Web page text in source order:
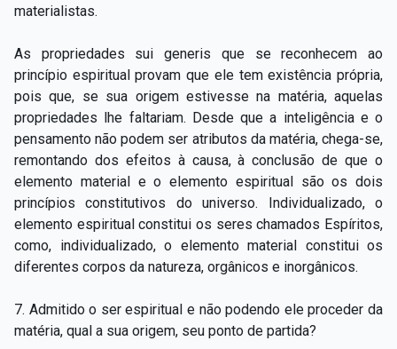
materialistas.
As propriedades sui generis que se reconhecem ao
princípio espiritual provam que ele tem existência própria,
pois que, se sua origem estivesse na matéria, aquelas
propriedades lhe faltariam. Desde que a inteligência e o
pensamento não podem ser atributos da matéria, chega-se,
remontando dos efeitos à causa, à conclusão de que o
elemento material e o elemento espiritual são os dois
princípios constitutivos do universo. Individualizado, o
elemento espiritual constitui os seres chamados Espíritos,
como, individualizado, o elemento material constitui os
diferentes corpos da natureza, orgânicos e inorgânicos.
7. Admitido o ser espiritual e não podendo ele proceder da
matéria, qual a sua origem, seu ponto de partida?